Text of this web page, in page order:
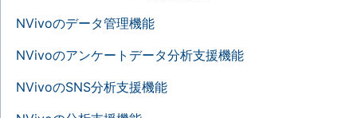
NVivoのデータ管理機能
NVivoのアンケートデータ分析支援機能
NVivoのSNS分析支援機能